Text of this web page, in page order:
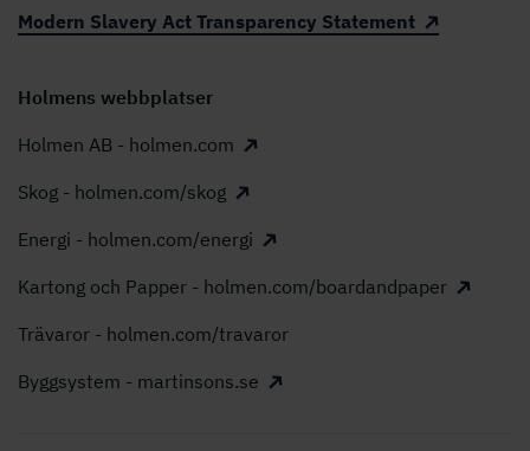
Modern Slavery Act Transparency Statement
Holmens webbplatser
Holmen AB - holmen.com
Skog - holmen.com/skog
Energi - holmen.com/energi
Kartong och Papper - holmen.com/boardandpaper
Trävaror - holmen.com/travaror
Byggsystem - martinsons.se